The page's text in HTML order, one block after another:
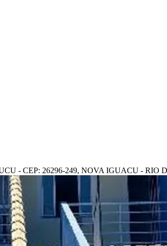
- CEP: 26296-249, NOVA IGUACU - RIO